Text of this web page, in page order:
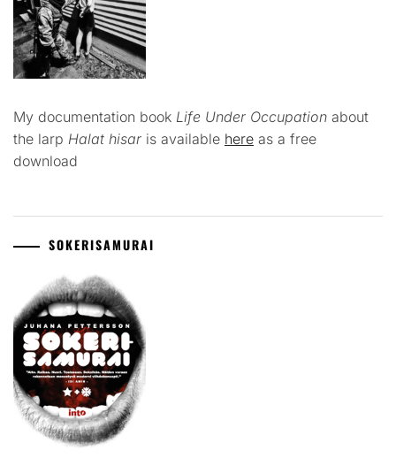
My documentation book Life Under Occupation about
the larp Halat hisar is available here as a free
download
SOKERISAMURAI